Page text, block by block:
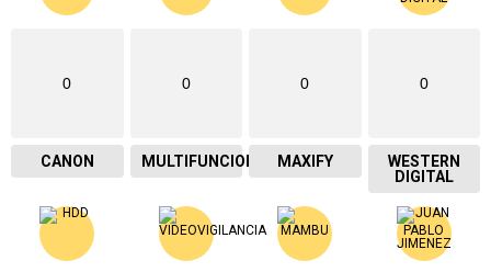
0
CANON
0
MULTIFUNCIONAL
0
MAXIFY
0
WESTERN
DIGITAL